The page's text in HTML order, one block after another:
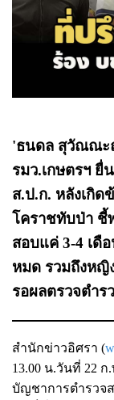
'ธนดล สุวัณณะ
รมว.เกษตรฯ ยื่
ส.ป.ก. หลังเกิด
โคราชทับป่า ชี้
สอบแค่ 3-4 เดื
หมด รวมถึงหญิ
รอผลตรวจตำร
สำนักข่าวอิศรา (
13.00 น.วันที่ 22
บัญชาการตำรวจ